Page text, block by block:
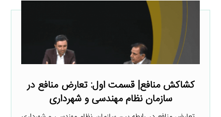
کشاکش منافع| قسمت اول: تعارض منافع در
سازمان نظام مهندسی و شهرداری